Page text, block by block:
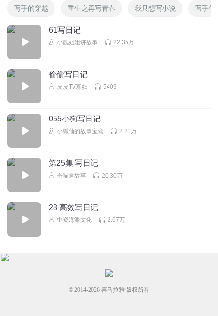
教你们一个骗术🙂 展开
回复
石蕊sr回复 @听友447392086 我展不开啊？
劳橙Fe3o4逢考必过
百41为了锻炼同学们的写作能力，老师要求每天写日记，儿
子从来没有写过日记，这可把他难住了，老爸日记怎么写
是这样的儿子立马冲到书桌前，写下了人生的第一篇日记，
今天早上我6:30起床，然后吃早饭，然后上学，中午放学回
到家，然后吃午饭，然后就这样连写了三天后老师忍无可忍
的日记本给儿子做参考，儿子随手翻了几篇内容，大多是上
班怎么繁忙啦？哪个菜又涨价啦？可没意思了，突然儿子有
了一个绝妙的想法，我看
回复 2025-05-28
听友120299265 回复 @ 劳橙Fe3o4逢考必过
分的烦人的阳光华艺数据恢复对话 v 喜欢自己哦哦亲山
哈哈哈哈哈哈哈哈，笑死我了！
写手的穿越 重生之再写青春 我只想写小说 写手修
61写日记
小靓姐姐讲故事 22.35万
偷偷写日记
皮皮TV寡妇 5409
055小狗写日记
小狐仙的故事宝盒 2.21万
第25集 写日记
奇喵君故事 20.30万
28 高效写日记
中资海派文化 2.67万
© 2014-2026 喜马拉雅 版权所有